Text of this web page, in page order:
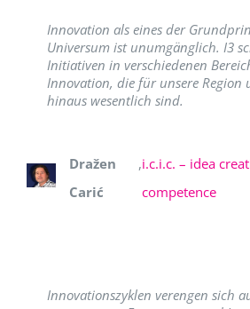
Innovation als eines der
Universum ist unumgänglich. I3
Initiativen in verschiedenen
Innovation, die für unsere Region
hinaus wesentlich sind.
Dražen
Carić
,i.c.i.c. – idea
competence
Innovationszyklen verengen sich